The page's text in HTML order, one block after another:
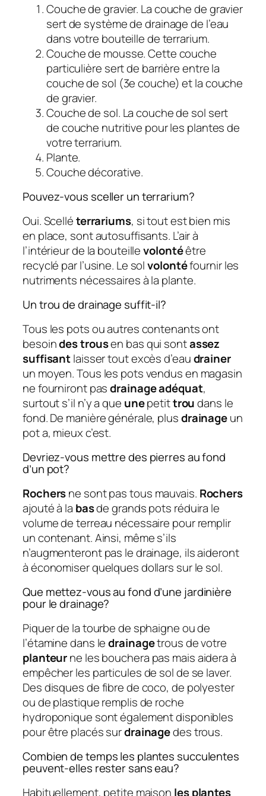
Couche de gravier. La couche de gravier
sert de système de drainage de l’eau
dans votre bouteille de terrarium.
Couche de mousse. Cette couche
particulière sert de barrière entre la
couche de sol (3e couche) et la couche
de gravier.
Couche de sol. La couche de sol sert
de couche nutritive pour les plantes de
votre terrarium.
Plante.
Couche décorative.
Pouvez-vous sceller un terrarium?
Oui. Scelléterrariums, si tout est bien mis
en place, sont autosuffisants. L’air à
l’intérieur de la bouteillevolontéêtre
recyclé par l’usine. Le solvolontéfournir les
nutriments nécessaires à la plante.
Un trou de drainage suffit-il?
Tous les pots ou autres contenants ont
besoindes trousen bas qui sontassez
suffisantlaisser tout excès d’eaudrainer
un moyen. Tous les pots vendus en magasin
ne fourniront pasdrainage adéquat,
surtout s’il n’y a que unepetittroudans le
fond. De manière générale, plusdrainageun
pot a, mieux c’est.
Devriez-vous mettre des pierres au fond
d’un pot?
Rochersne sont pas tous mauvais. Rochers
ajouté à la basde grands pots réduira le
volume de terreau nécessaire pour remplir
un contenant. Ainsi, même s’ils
n’augmenteront pas le drainage, ils aideront
à économiser quelques dollars sur le sol.
Que mettez-vous au fond d’une jardinière
pour le drainage?
Piquer de la tourbe de sphaigne ou de
l’étamine dans ledrainagetrous de votre
planteurne les bouchera pas mais aidera à
empêcher les particules de sol de se laver.
Des disques de fibre de coco, de polyester
ou de plastique remplis de roche
hydroponique sont également disponibles
pour être placés surdrainagedes trous.
Combien de temps les plantes succulentes
peuvent-elles rester sans eau?
Habituellement, petite maison les plantes